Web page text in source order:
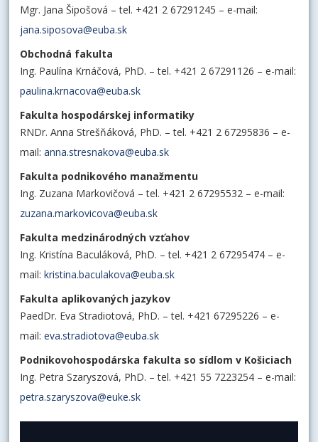
Mgr. Jana Šipošová – tel. +421 2 67291245 – e-mail:
jana.siposova@euba.sk
Obchodná fakulta
Ing. Paulína Krnáčová, PhD. – tel. +421 2 67291126 – e-mail:
paulina.krnacova@euba.sk
Fakulta hospodárskej informatiky
RNDr. Anna Strešňáková, PhD. – tel. +421 2 67295836 – e-
mail:anna.stresnakova@euba.sk
Fakulta podnikového manažmentu
Ing. Zuzana Markovičová – tel. +421 2 67295532 – e-mail:
zuzana.markovicova@euba.sk
Fakulta medzinárodných vzťahov
Ing. Kristína Baculáková, PhD. – tel. +421 2 67295474 – e-
mail:kristina.baculakova@euba.sk
Fakulta aplikovaných jazykov
PaedDr. Eva Stradiotová, PhD. – tel. +421 67295226 – e-
mail:eva.stradiotova@euba.sk
Podnikovohospodárska fakulta so sídlom v Košiciach
Ing. Petra Szaryszová, PhD. – tel. +421 55 7223254 – e-mail:
petra.szaryszova@euke.sk